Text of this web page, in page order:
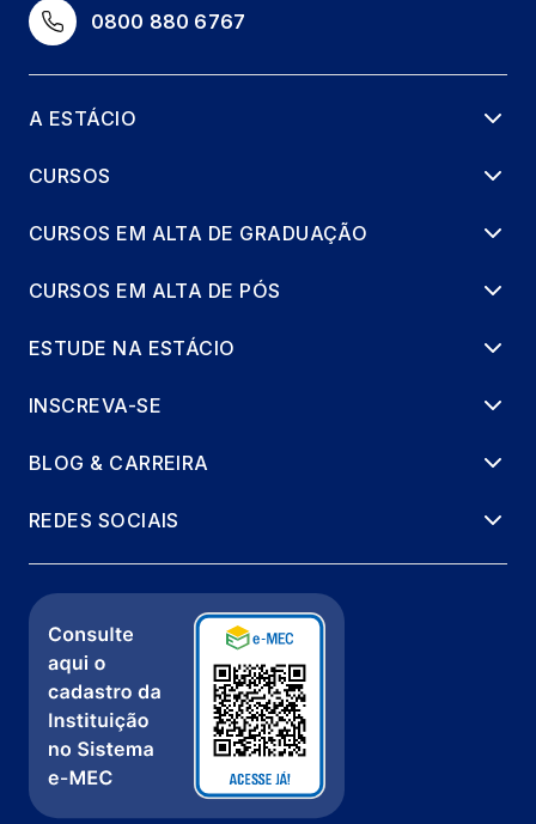
0800 880 6767
A ESTÁCIO
CURSOS
CURSOS EM ALTA DE GRADUAÇÃO
CURSOS EM ALTA DE PÓS
ESTUDE NA ESTÁCIO
INSCREVA-SE
BLOG & CARREIRA
REDES SOCIAIS